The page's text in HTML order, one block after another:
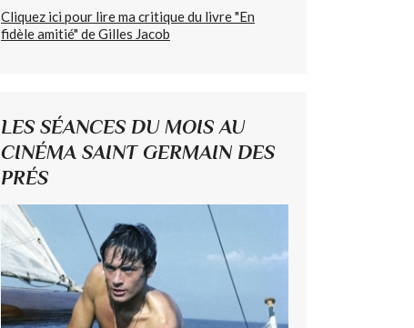
Cliquez ici pour lire ma critique du livre "En
fidèle amitié" de Gilles Jacob
LES SÉANCES DU MOIS AU
CINÉMA SAINT GERMAIN DES
PRÉS